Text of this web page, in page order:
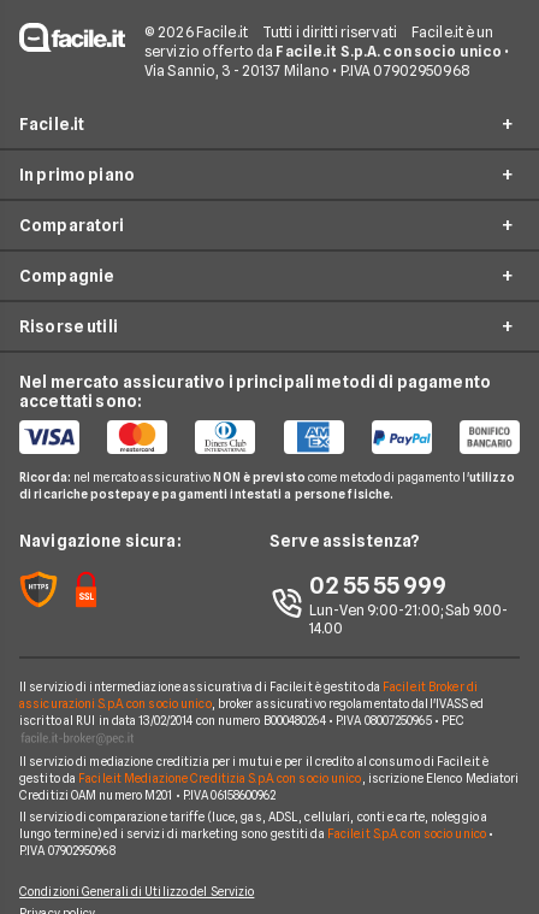
© 2026 Facile.it Tutti i diritti riservati
Facile.it è un
servizio offerto da Facile.it S.p.A. con socio unico •
Via Sannio, 3 - 20137 Milano • P.IVA 07902950968
Facile.it
Assicurazioni
Prestiti
Conti e Carte
Telefonia Mobile
Pay TV
Noleggio Lungo Termine
News
Chi siamo
Perché scegliere Facile.it
Mappa del sito
In primo piano
Offerte Fibra
Offerte ADSL
Offerte Internet Casa
Offerte Internet Partita Iva
Internet senza linea fissa
Comparatori
Migliore Connessione Internet
Offerte Internet Satellitare
Internet Seconda Casa
Offerte Internet Illimitato
Compagnie
Vodafone
Fastweb
Linkem
Tiscali
Wind Tre
Aruba
Eolo
Operatori Internet Casa
Risorse utili
Verifica Copertura Fibra Ottica
Internet Speed Test
Guide Internet Casa
Argomenti in evidenza internet casa
Notizie internet casa
Domande frequenti internet casa
Nel mercato assicurativo i principali metodi di pagamento
accettati sono:
Ricorda: nel mercato assicurativo NON è previsto come metodo di pagamento l'utilizzo
di ricariche postepay e pagamenti intestati a persone fisiche.
Navigazione sicura: Serve assistenza?
02 55 55 999
Lun-Ven 9:00-21:00; Sab 9.00-
14.00
Il servizio di intermediazione assicurativa di Facile.it è gestito da Facile.it Broker di
assicurazioni S.p.A. con socio unico, broker assicurativo regolamentato dall'IVASS ed
iscritto al RUI in data 13/02/2014 con numero B000480264 • P.IVA 08007250965 • PEC
Il servizio di mediazione creditizia per i mutui e per il credito al consumo di Facile.it è
gestito da Facile.it Mediazione Creditizia S.p.A. con socio unico , iscrizione Elenco Mediatori
Creditizi OAM numero M201 • P.IVA 06158600962
Il servizio di comparazione tariffe (luce, gas, ADSL, cellulari, conti e carte, noleggio a
lungo termine) ed i servizi di marketing sono gestiti da Facile.it S.p.A. con socio unico•
P.IVA 07902950968
Condizioni Generali di Utilizzo del Servizio